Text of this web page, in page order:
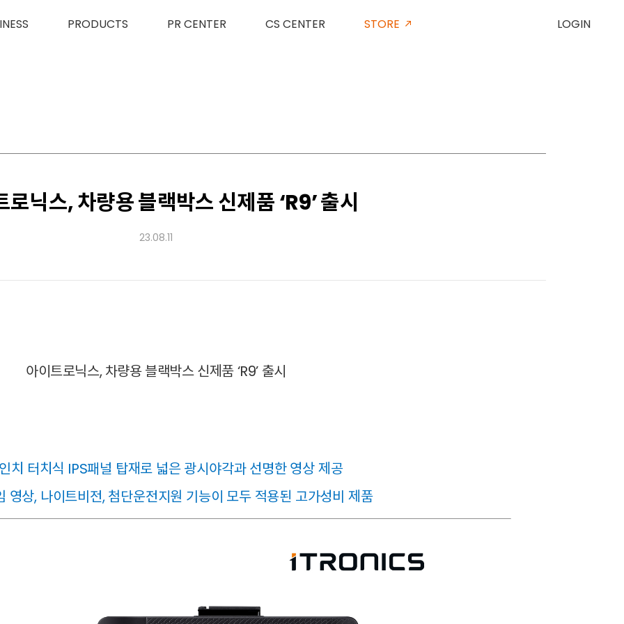
PRODUCTS PR CENTER CS CENTER STORE LOGIN
로닉스, 차량용 블랙박스 신제품 ‘R9’ 출시
23.08.11
아이트로닉스,차량용 블랙박스 신제품 ‘R9’ 출시
치 터치식 IPS패널 탑재로 넓은 광시야각과 선명한 영상 제공
영상, 나이트비전, 첨단운전지원 기능이 모두 적용된 고가성비 제품